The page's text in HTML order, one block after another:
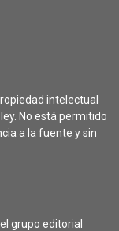
intelectual
No está permitido
a la fuente y sin
grupo editorial